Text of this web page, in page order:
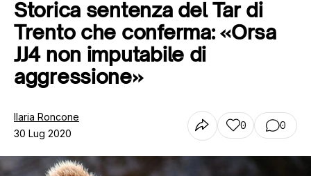
Tutti gli articoli
Chi siamo
Contatti
Storica sentenza del Tar di
Trento che conferma: «Orsa
JJ4 non imputabile di
aggressione»
Ilaria Roncone
30 Lug 2020
0 0